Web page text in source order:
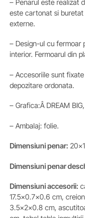
– Penarul este realizat
este cartonat si
externe.
– Design-ul cu fermoar
interior. Fermoarul din
– Accesoriile sunt
depozitare ordonata.
– Grafica:Â DREAM
– Ambalaj: folie.
Dimensiuni penar:
Dimensiuni penar
Dimensiuni accesorii:
17.5×0.7×0.6 cm,
3.5x2x0.8 cm,